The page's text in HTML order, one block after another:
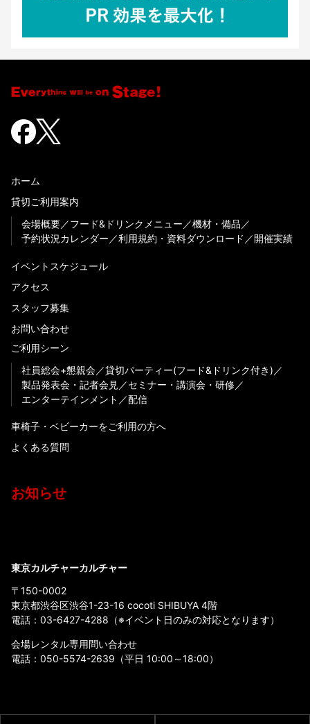
ホーム
貸切ご利用案内
会場概要
フード&ドリンクメニュー
機材・備品
予約状況カレンダー
利用規約・資料ダウンロード 開催実績
イベントスケジュール
アクセス
スタッフ募集
お問い合わせ
ご利用シーン
社員総会+懇親会
貸切パーティー(フード&ドリンク付き)
製品発表会・記者会見
セミナー・講演会・研修
エンターテインメント
配信
車椅子・ベビーカーをご利用の方へ
よくある質問
お知らせ
東京カルチャーカルチャー
〒150-0002
東京都渋谷区渋谷1-23-16 cocoti SHIBUYA 4階
電話： 03-6427-4288 （※イベント日のみの対応となります）
会場レンタル専用問い合わせ
電話： 050-5574-2639 （平日 10:00～18:00）